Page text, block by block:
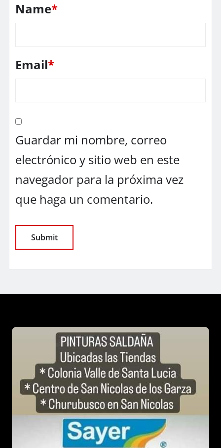
Name*
Email*
Guardar mi nombre, correo
electrónico y sitio web en este
navegador para la próxima vez
que haga un comentario.